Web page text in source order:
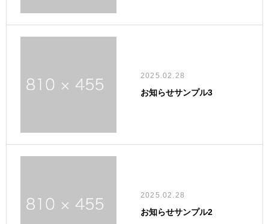
2025.02.28
お知らせサンプル3
2025.02.28
お知らせサンプル2